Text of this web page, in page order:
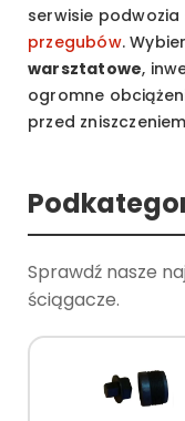
serwisie podwozia
przegubów.
warsztatowe,
ogromne
przed
Sprawdź nasze
ściągacze.